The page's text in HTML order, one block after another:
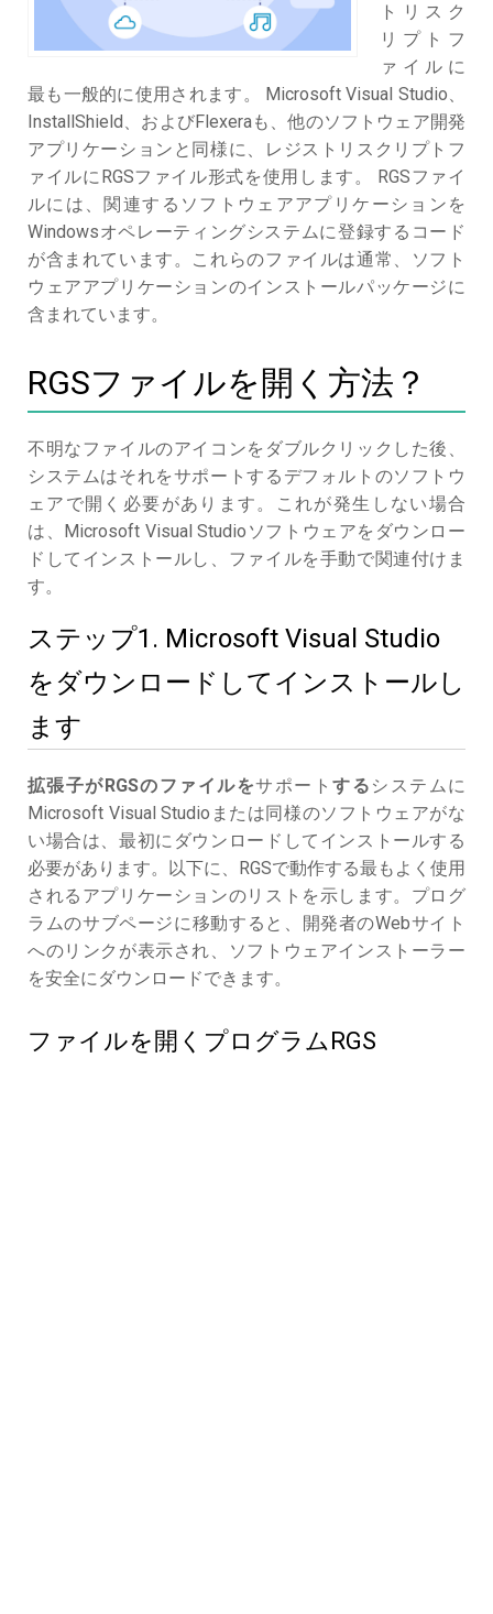
トリスク
リプトフ
ァイルに
最も一般的に使用されます。 Microsoft Visual Studio、
InstallShield、およびFlexeraも、他のソフトウェア開発
アプリケーションと同様に、レジストリスクリプトフ
ァイルにRGSファイル形式を使用します。 RGSファイ
ルには、関連するソフトウェアアプリケーションを
Windowsオペレーティングシステムに登録するコード
が含まれています。これらのファイルは通常、ソフト
ウェアアプリケーションのインストールパッケージに
含まれています。
RGSファイルを開く方法？
不明なファイルのアイコンをダブルクリックした後、
システムはそれをサポートするデフォルトのソフトウ
ェアで開く必要があります。これが発生しない場合
は、Microsoft Visual Studioソフトウェアをダウンロー
ドしてインストールし、ファイルを手動で関連付けま
す。
ステップ1. Microsoft Visual Studio
をダウンロードしてインストールし
ます
拡張子がRGSのファイルをサポートする システムに
Microsoft Visual Studioまたは同様のソフトウェアがな
い場合は、最初にダウンロードしてインストールする
必要があります。以下に、RGSで動作する最もよく使用
されるアプリケーションのリストを示します。プログ
ラムのサブページに移動すると、開発者のWebサイト
へのリンクが表示され、ソフトウェアインストーラー
を安全にダウンロードできます。
ファイルを開くプログラムRGS